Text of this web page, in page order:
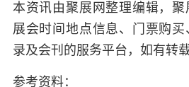
本资讯由聚展网整理编辑，
展会时间地点信息、门票购
录及会刊的服务平台，如有转
参考资料：